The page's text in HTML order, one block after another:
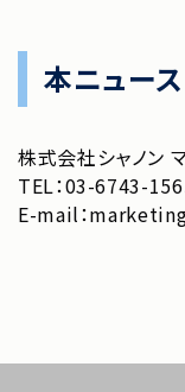
本ニュー
株式会社シャノン
TEL：03-6743-
E-mail：